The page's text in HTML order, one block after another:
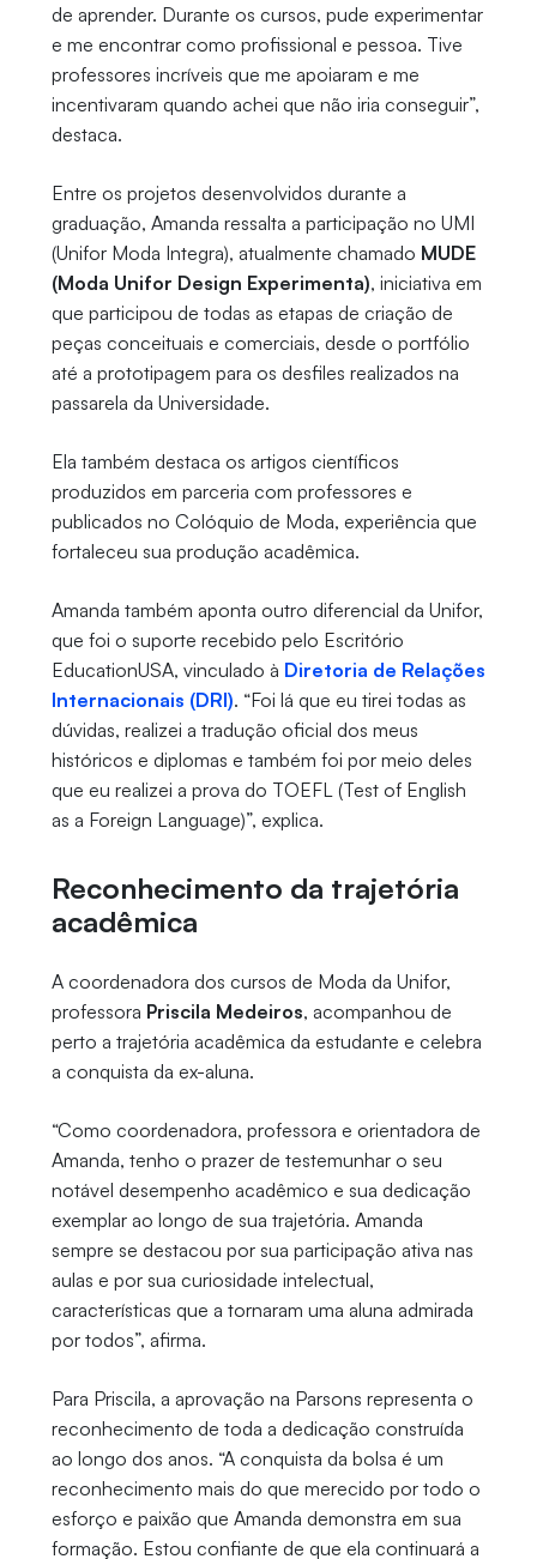
de aprender. Durante os cursos, pude experimentar
e me encontrar como profissional e pessoa. Tive
professores incríveis que me apoiaram e me
incentivaram quando achei que não iria conseguir”,
destaca.
Entre os projetos desenvolvidos durante a
graduação, Amanda ressalta a participação no UMI
(Unifor Moda Integra), atualmente chamado MUDE
(Moda Unifor Design Experimenta), iniciativa em
que participou de todas as etapas de criação de
peças conceituais e comerciais, desde o portfólio
até a prototipagem para os desfiles realizados na
passarela da Universidade.
Ela também destaca os artigos científicos
produzidos em parceria com professores e
publicados no Colóquio de Moda, experiência que
fortaleceu sua produção acadêmica.
Amanda também aponta outro diferencial da Unifor,
que foi o suporte recebido pelo Escritório
EducationUSA, vinculado à Diretoria de Relações
Internacionais (DRI). “Foi lá que eu tirei todas as
dúvidas, realizei a tradução oficial dos meus
históricos e diplomas e também foi por meio deles
que eu realizei a prova do TOEFL (Test of English
as a Foreign Language)”, explica.
Reconhecimento da trajetória
acadêmica
A coordenadora dos cursos de Moda da Unifor,
professora Priscila Medeiros, acompanhou de
perto a trajetória acadêmica da estudante e celebra
a conquista da ex-aluna.
“Como coordenadora, professora e orientadora de
Amanda, tenho o prazer de testemunhar o seu
notável desempenho acadêmico e sua dedicação
exemplar ao longo de sua trajetória. Amanda
sempre se destacou por sua participação ativa nas
aulas e por sua curiosidade intelectual,
características que a tornaram uma aluna admirada
por todos”, afirma.
Para Priscila, a aprovação na Parsons representa o
reconhecimento de toda a dedicação construída
ao longo dos anos. “A conquista da bolsa é um
reconhecimento mais do que merecido por todo o
esforço e paixão que Amanda demonstra em sua
formação. Estou confiante de que ela continuará a